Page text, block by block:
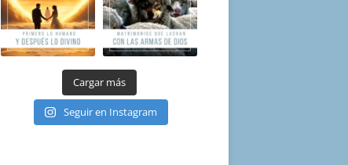
Cargar más
Seguir en Instagram